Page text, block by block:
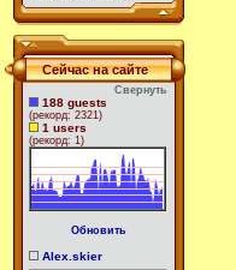
Сейчас на сайте
Свернуть
188 guests
(рекорд: 2321)
1 users
(рекорд: 1)
Обновить
Alex.skier